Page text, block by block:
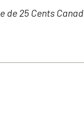
de 25 Cents